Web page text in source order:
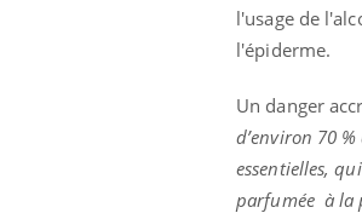
l'usage de
l'épiderme.
Un danger
d’environ 70
essentielles,
parfumée à la